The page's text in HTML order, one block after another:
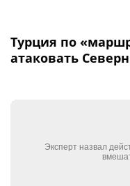
Турция по
атаковать